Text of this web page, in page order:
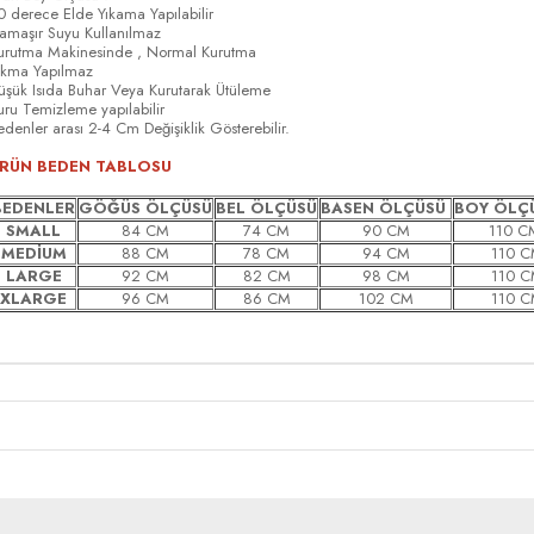
derece Elde Yıkama Yapılabilir
Suyu Kullanılmaz
Makinesinde , Normal Kurutma
Yapılmaz
Isıda Buhar Veya Kurutarak Ütüleme
Temizleme yapılabilir
arası 2-4 Cm Değişiklik Gösterebilir.
BEDEN TABLOSU
GÖĞÜS ÖLÇÜSÜ BEL ÖLÇÜSÜ BASEN ÖLÇÜSÜ BOY
SMALL
84 CM 74 CM 90 CM
110
MEDİUM
88 CM 78 CM 94 CM
110
LARGE
92 CM 82 CM 98 CM
110
XLARGE
96 CM 86 CM 102 CM 110